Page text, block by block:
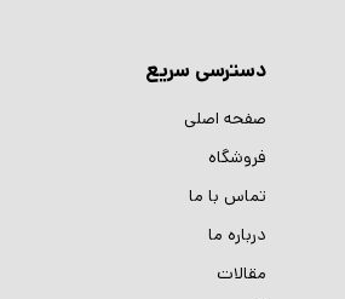
دسترسی سریع
صفحه اصلی
فروشگاه
تماس با ما
درباره ما
مقالات